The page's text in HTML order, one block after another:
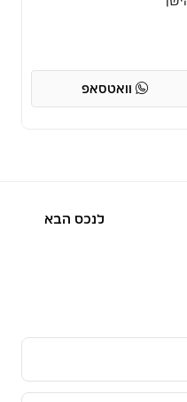
וואטסאפ
לנכס הבא